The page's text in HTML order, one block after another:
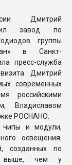
ПЕРЕЙТИ НА
Дмитрий
завод по
группы
в Санкт-
пресс-служба
Дмитрий
современных
российскими
Владиславом
РОСНАНО.
чипы и модули,
освещения.
созданных по
выше, чем у